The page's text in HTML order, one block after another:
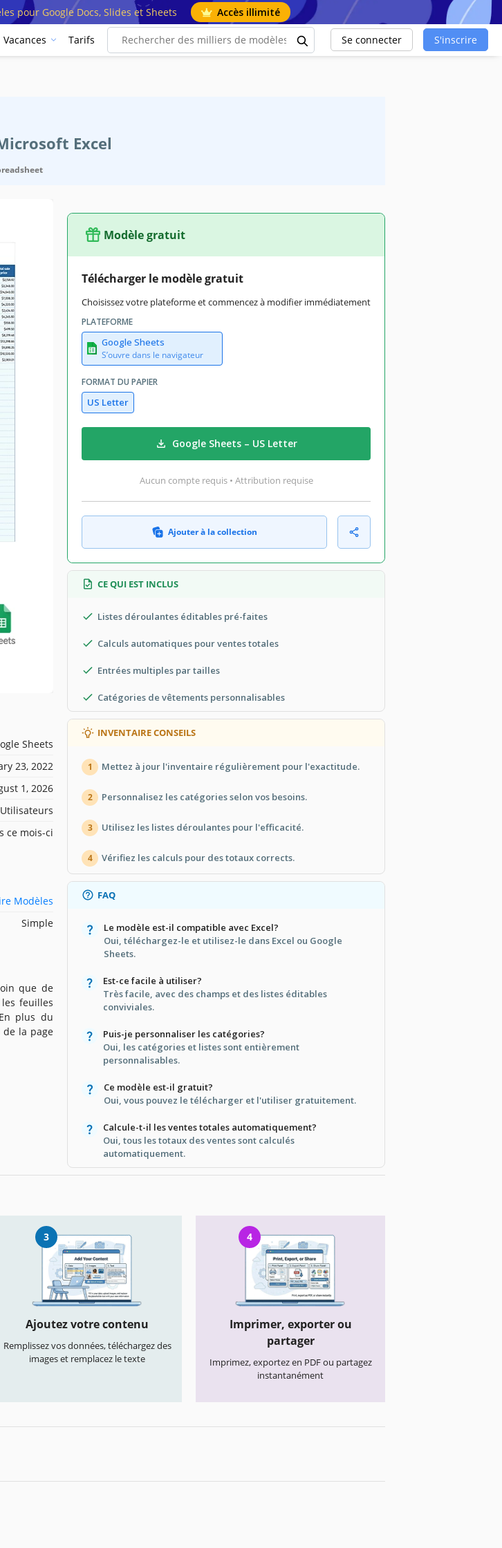
pour Google Docs, Slides et Sheets Accès illimité
Vacances Tarifs Se connecter S'inscrire
Excel
Sheets
23, 2022
1, 2026
ce mois-ci
Modèles
Simple
que de
feuilles
plus du
de la page
Modèle gratuit
Télécharger le modèle gratuit
Choisissez votre plateforme et commencez à modifier immédiatement
PLATEFORME
Google Sheets
S’ouvre dans le navigateur
FORMAT DU PAPIER
US Letter
Google Sheets – US Letter
Aucun compte requis • Attribution requise
Ajouter à la collection
CE QUI EST INCLUS
Listes déroulantes éditables pré-faites
Calculs automatiques pour ventes totales
Entrées multiples par tailles
Catégories de vêtements personnalisables
INVENTAIRE CONSEILS
1 Mettez à jour l'inventaire régulièrement pour l'exactitude.
2 Personnalisez les catégories selon vos besoins.
3 Utilisez les listes déroulantes pour l'efficacité.
4 Vérifiez les calculs pour des totaux corrects.
FAQ
Le modèle est-il compatible avec Excel?
Oui, téléchargez-le et utilisez-le dans Excel ou Google
Sheets.
Est-ce facile à utiliser?
Très facile, avec des champs et des listes éditables
conviviales.
Puis-je personnaliser les catégories?
Oui, les catégories et listes sont entièrement
personnalisables.
Ce modèle est-il gratuit?
Oui, vous pouvez le télécharger et l'utiliser gratuitement.
Calcule-t-il les ventes totales automatiquement?
Oui, tous les totaux des ventes sont calculés
automatiquement.
3
Ajoutez votre contenu
Remplissez vos données, téléchargez des
images et remplacez le texte
4
Imprimer, exporter ou
partager
Imprimez, exportez en PDF ou partagez
instantanément